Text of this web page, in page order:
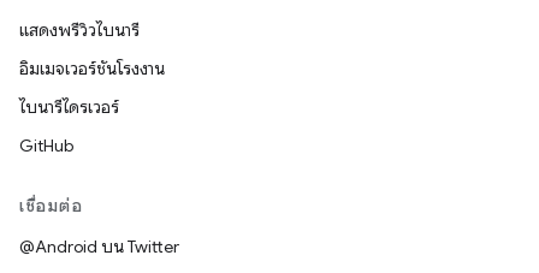
แสดงพรีวิวไบนารี
อิมเมจเวอร์ชันโรงงาน
ไบนารีไดรเวอร์
GitHub
เชื่อมต่อ
@Android บน Twitter